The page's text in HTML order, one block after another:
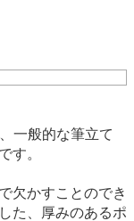
一般的な筆立て
す。
欠かすことのでき
た、厚みのあるポ